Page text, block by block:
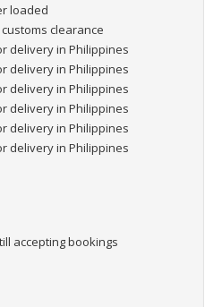
accepting bookings